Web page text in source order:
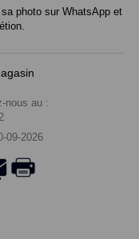
photo sur WhatsApp et
nous au :
09-2026